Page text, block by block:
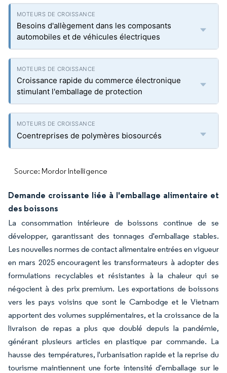
Besoins d'allègement dans les composants
automobiles et de véhicules électriques
Croissance rapide du commerce électronique
stimulant l'emballage de protection
Coentreprises de polymères biosourcés
Source: Mordor Intelligence
Demande croissante liée à l'emballage alimentaire et
des boissons
La consommation intérieure de boissons continue de se
développer, garantissant des tonnages d'emballage stables.
Les nouvelles normes de contact alimentaire entrées en vigueur
en mars 2025 encouragent les transformateurs à adopter des
formulations recyclables et résistantes à la chaleur qui se
négocient à des prix premium. Les exportations de boissons
vers les pays voisins que sont le Cambodge et le Vietnam
apportent des volumes supplémentaires, et la croissance de la
livraison de repas a plus que doublé depuis la pandémie,
générant plusieurs articles en plastique par commande. La
hausse des températures, l'urbanisation rapide et la reprise du
tourisme maintiennent une forte intensité d'emballage sur le